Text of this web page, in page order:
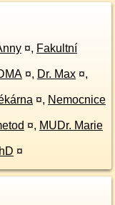
¤, Fakultní
¤, Dr. Max ¤,
¤, Nemocnice
¤, MUDr. Marie
¤